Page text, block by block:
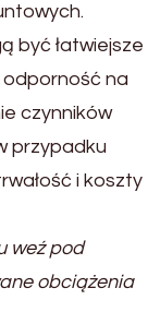
być łatwiejsze
odporność na
czynników
przypadku
i koszty
weź pod
obciążenia